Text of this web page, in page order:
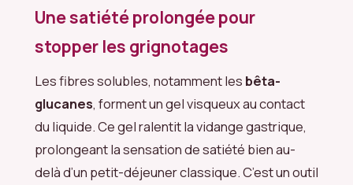
Une satiété prolongée pour
stopper les grignotages
Les fibres solubles, notamment les bêta-
glucanes, forment un gel visqueux au contact
du liquide. Ce gel ralentit la vidange gastrique,
prolongeant la sensation de satiété bien au-
delà d’un petit-déjeuner classique. C’est un outil